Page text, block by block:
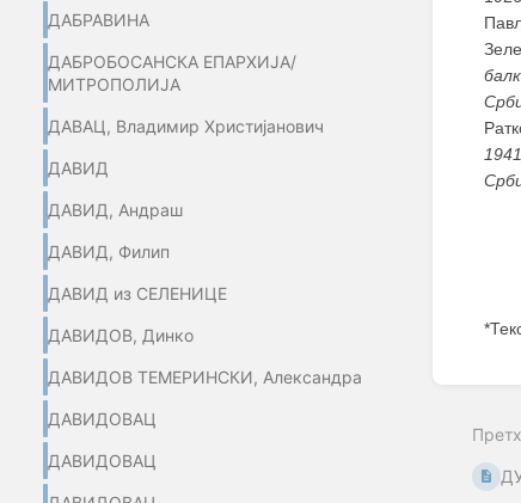
ДАБРАВИНА
ДАБРОБОСАНСКА ЕПАРХИЈА/
МИТРОПОЛИЈА
ДАВАЦ, Владимир Христијанович
ДАВИД
ДАВИД, Андраш
ДАВИД, Филип
ДАВИД из СЕЛЕНИЦЕ
ДАВИДОВ, Динко
ДАВИДОВ ТЕМЕРИНСКИ, Александра
ДАВИДОВАЦ
ДАВИДОВАЦ
mode